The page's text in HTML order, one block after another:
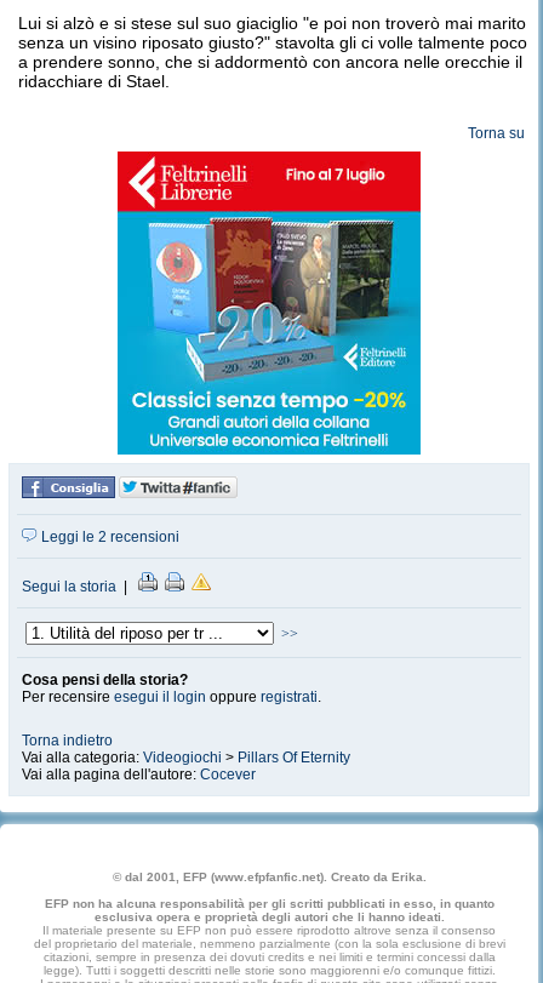
Lui si alzò e si stese sul suo giaciglio "e poi non troverò mai marito
senza un visino riposato giusto?" stavolta gli ci volle talmente poco
a prendere sonno, che si addormentò con ancora nelle orecchie il
ridacchiare di Stael.
Torna su
Leggi le 2 recensioni
Segui la storia
>>
Cosa pensi della storia?
Per recensire esegui il login oppure registrati.
Torna indietro
Vai alla categoria: Videogiochi > Pillars Of Eternity
Vai alla pagina dell'autore: Cocever
© dal 2001, EFP (www.efpfanfic.net). Creato da Erika.
EFP non ha alcuna responsabilità per gli scritti pubblicati in esso, in quanto
esclusiva opera e proprietà degli autori che li hanno ideati.
Il materiale presente su EFP non può essere riprodotto altrove senza il consenso
del proprietario del materiale, nemmeno parzialmente (con la sola esclusione di brevi
citazioni, sempre in presenza dei dovuti credits e nei limiti e termini concessi dalla
legge). Tutti i soggetti descritti nelle storie sono maggiorenni e/o comunque fittizi.